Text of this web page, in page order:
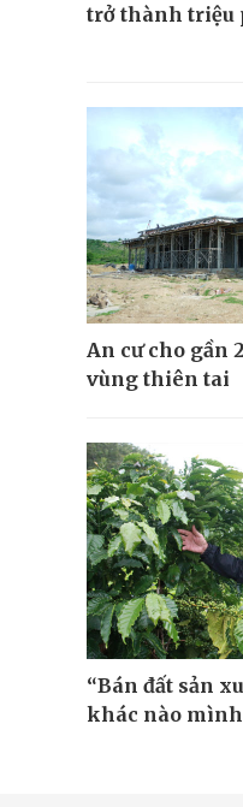
trở thành triệu
An cư cho gần
vùng thiên tai
“Bán đất sản
khác nào mình